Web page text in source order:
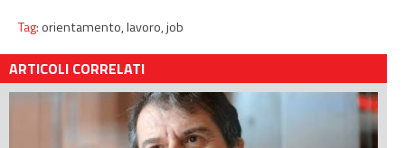
Tag:orientamento,lavoro,job
ARTICOLI CORRELATI